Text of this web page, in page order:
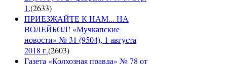
1.(2633)
ПРИЕЗЖАЙТЕ К НАМ... НА
ВОЛЕЙБОЛ! «Мучкапские
новости» № 31 (9504), 1 августа
2018 г.(2603)
Газета «Колхозная правда» № 78 от